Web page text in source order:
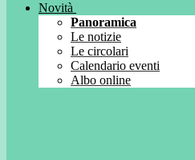
Novità
Panoramica
Le notizie
Le circolari
Calendario eventi
Albo online